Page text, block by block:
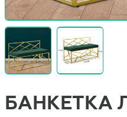
БАНКЕТКА